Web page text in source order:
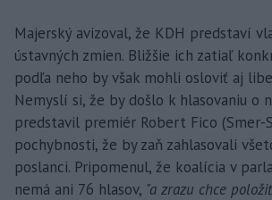
Majerský avizoval, že KDH predstaví
ústavných zmien. Bližšie ich zatiaľ
podľa neho by však mohli osloviť aj
Nemyslí si, že by došlo k hlasovaniu o
predstavil premiér Robert Fico (Smer-
pochybnosti, že by zaň zahlasovali
poslanci. Pripomenul, že koalícia v
nemá ani 76 hlasov, "a zrazu chce